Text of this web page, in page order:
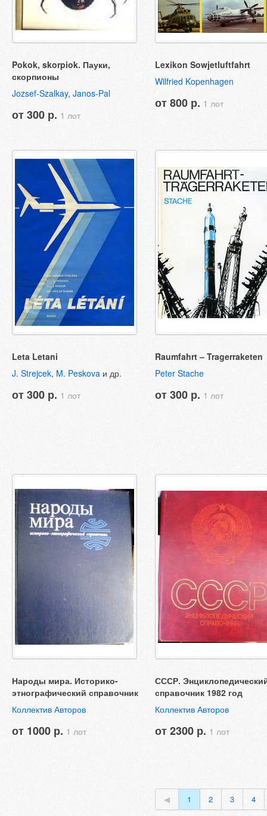
Pokok, skorpiok. Пауки,
скорпионы
Jozsef-Szalkay, Janos-Pal
от 300 р. 1 лот
Lexikon Sowjetluftfahrt
Wilfried Kopenhagen
от 800 р. 1 лот
Leta Letani
J. Strejcek, M. Peskova и др.
от 300 р. 1 лот
Raumfahrt – Tragerraketen
Peter Stache
от 300 р. 1 лот
Народы мира. Историко-
этнографический справочник
Коллектив Авторов
от 1000 р. 1 лот
СССР.
справочник 1982 год
Коллектив Авторов
от 2300 р. 1 лот
◀ 1 2 3 4